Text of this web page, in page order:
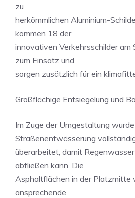
zu
herkömmlichen Aluminium-
kommen 18 der
innovativen Verkehrsschilder am
zum Einsatz und
sorgen zusätzlich für ein
Großflächige Entsiegelung und
Im Zuge der Umgestaltung
Straßenentwässerung
überarbeitet, damit
abfließen kann. Die
Asphaltflächen in der Platzmitte
ansprechende